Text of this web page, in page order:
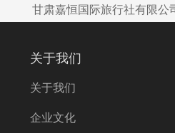
甘肃嘉恒国际旅行社有限公
关于我们
关于我们
企业文化